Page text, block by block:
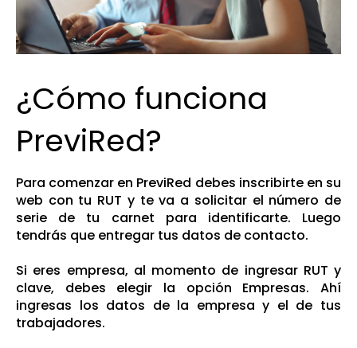
¿Cómo funciona
PreviRed?
Para comenzar en PreviRed debes inscribirte en su
web con tu RUT y te va a solicitar el número de
serie de tu carnet para identificarte. Luego
tendrás que entregar tus datos de contacto.
Si eres empresa, al momento de ingresar RUT y
clave, debes elegir la opción Empresas. Ahí
ingresas los datos de la empresa y el de tus
trabajadores.